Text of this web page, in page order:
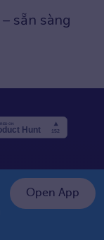
kiệm, chỉ từ
Open App